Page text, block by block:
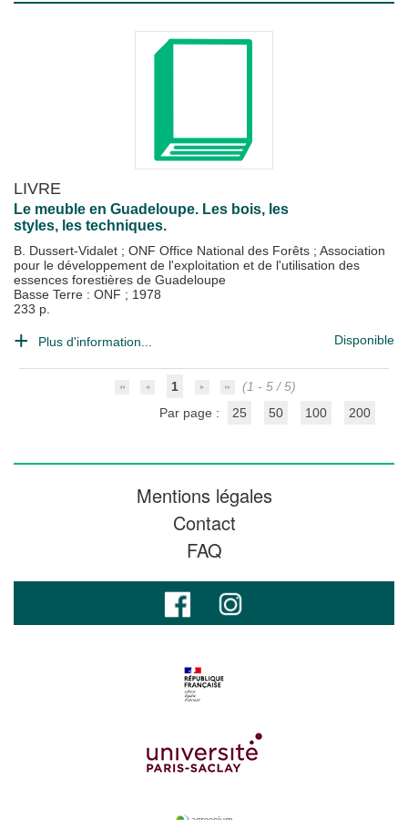
LIVRE
Le meuble en Guadeloupe. Les bois, les
styles, les techniques.
B. Dussert-Vidalet ; ONF Office National des Forêts ; Association
pour le développement de l'exploitation et de l'utilisation des
essences forestières de Guadeloupe
Basse Terre : ONF ; 1978
233 p.
Plus d'information... Disponible
1
(1 - 5 / 5)
Par page :
25 50 100 200
Mentions légales
Contact
FAQ